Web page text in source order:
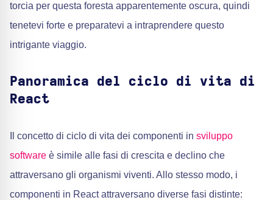
torcia per questa foresta apparentemente oscura, quindi
tenetevi forte e preparatevi a intraprendere questo
intrigante viaggio.
Panoramica del ciclo di vita di
React
Il concetto di ciclo di vita dei componenti in sviluppo
software è simile alle fasi di crescita e declino che
attraversano gli organismi viventi. Allo stesso modo, i
componenti in React attraversano diverse fasi distinte: